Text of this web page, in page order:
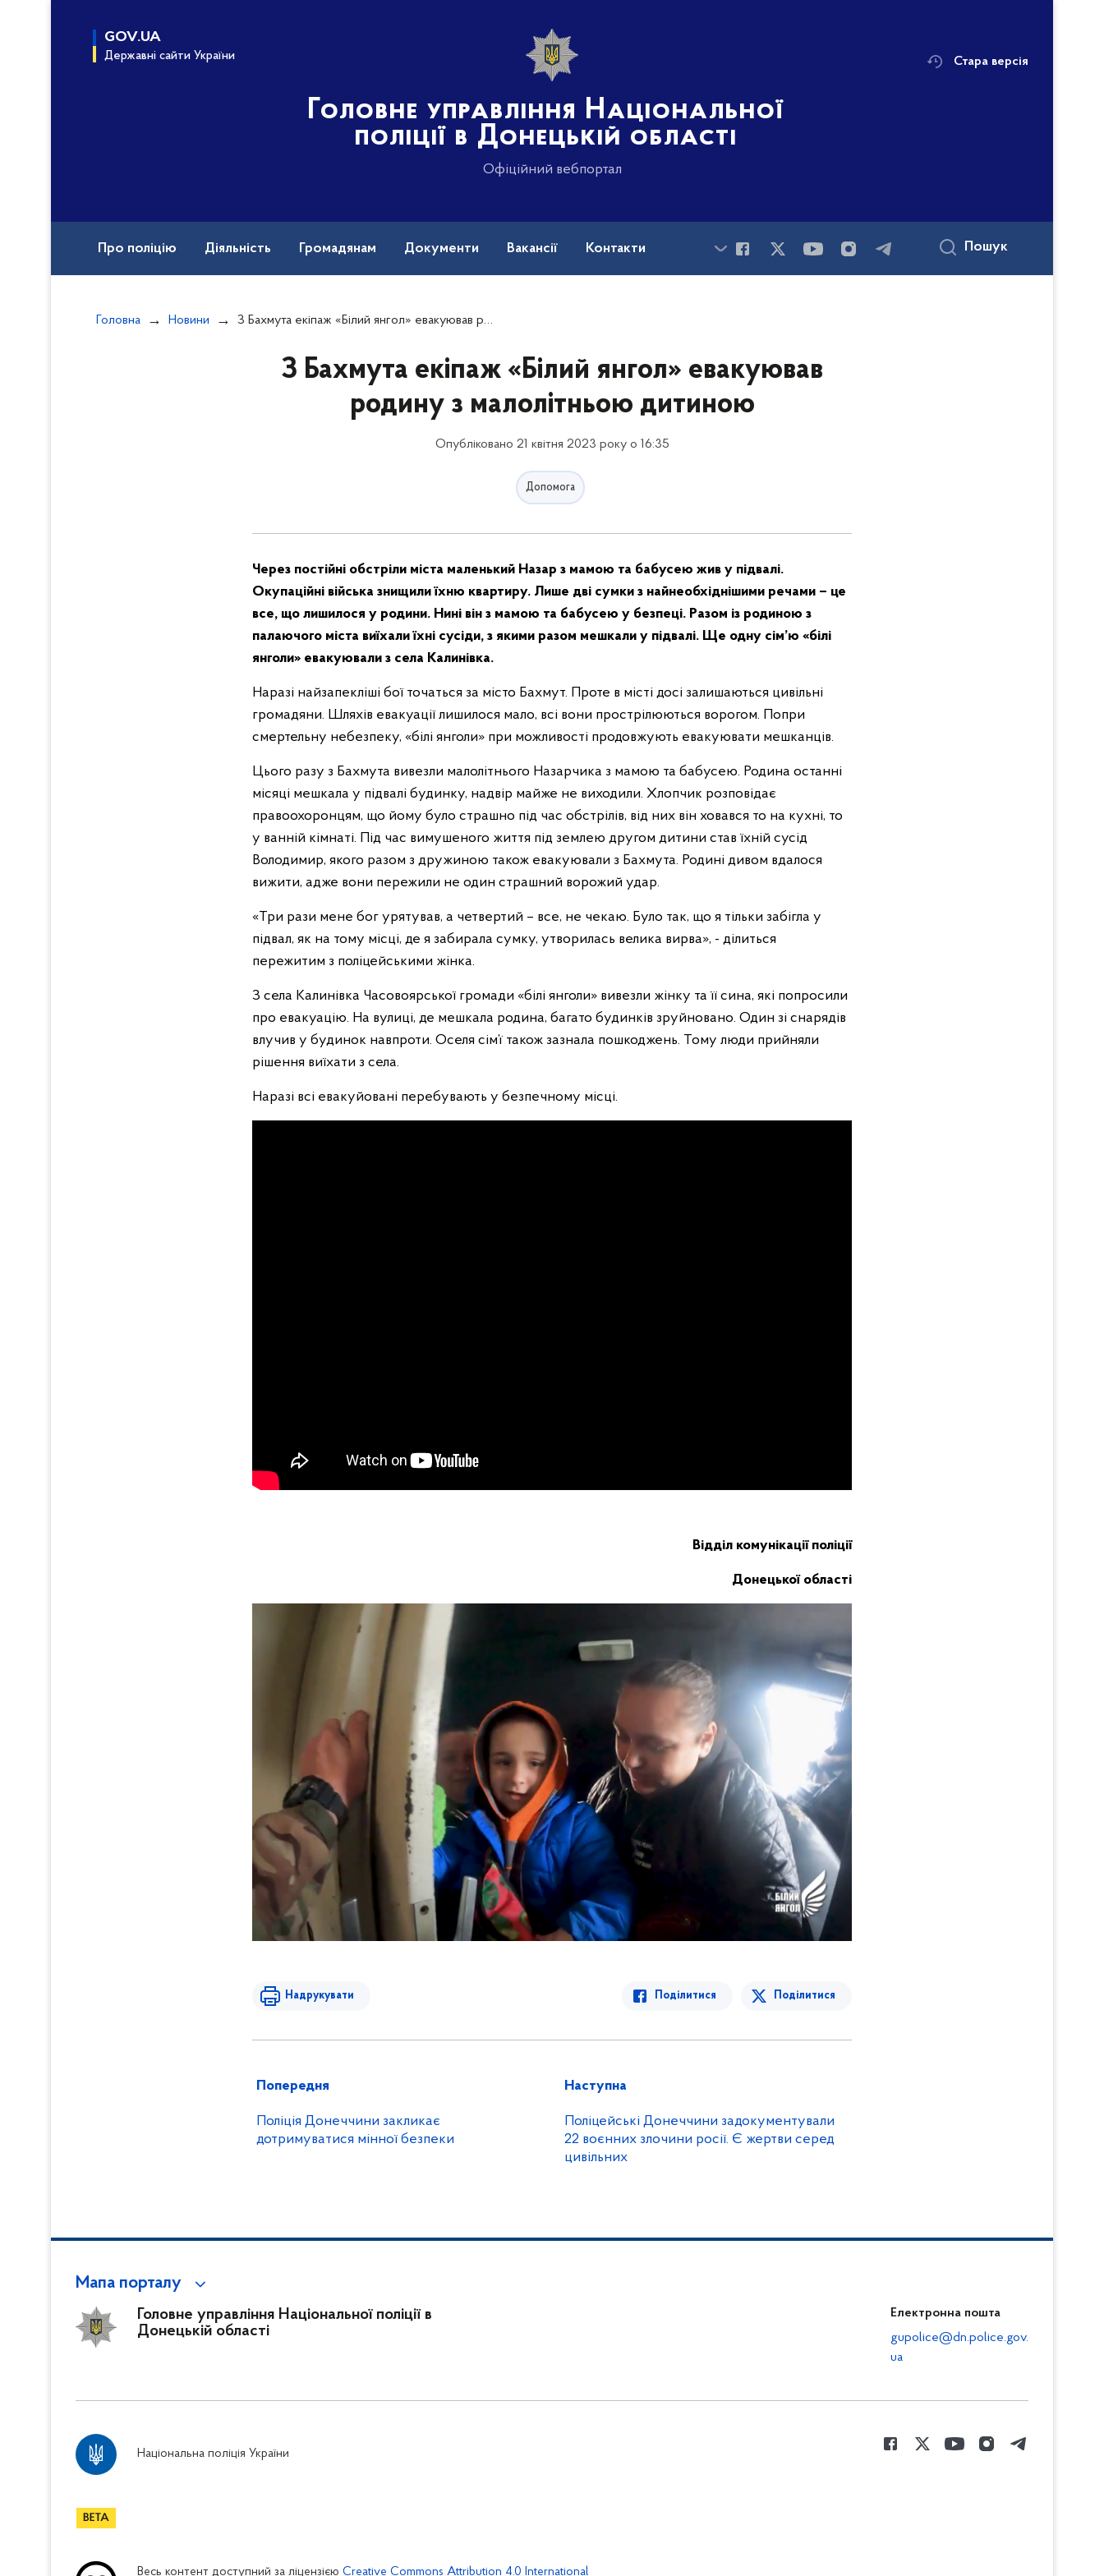
GOV.UA
Державні сайти України
Головне управління Національної
поліції в Донецькій області
Офіційний вебпортал
Стара версія
Про поліцію Діяльність Громадянам Документи Вакансії Контакти Пошук
Головна Новини З Бахмута екіпаж «Білий янгол» евакуював родину з малолітньою дитиною
З Бахмута екіпаж «Білий янгол» евакуював
родину з малолітньою дитиною
Опубліковано 21 квітня 2023 року о 16:35
Допомога
Через постійні обстріли міста маленький Назар з мамою та бабусею жив у підвалі.
Окупаційні війська знищили їхню квартиру. Лише дві сумки з найнеобхіднішими речами – це
все, що лишилося у родини. Нині він з мамою та бабусею у безпеці. Разом із родиною з
палаючого міста виїхали їхні сусіди, з якими разом мешкали у підвалі. Ще одну сім’ю «білі
янголи» евакуювали з села Калинівка.
Наразі найзапекліші бої точаться за місто Бахмут. Проте в місті досі залишаються цивільні
громадяни. Шляхів евакуації лишилося мало, всі вони прострілюються ворогом. Попри
смертельну небезпеку, «білі янголи» при можливості продовжують евакуювати мешканців.
Цього разу з Бахмута вивезли малолітнього Назарчика з мамою та бабусею. Родина останні
місяці мешкала у підвалі будинку, надвір майже не виходили. Хлопчик розповідає
правоохоронцям, що йому було страшно під час обстрілів, від них він ховався то на кухні, то
у ванній кімнаті. Під час вимушеного життя під землею другом дитини став їхній сусід
Володимир, якого разом з дружиною також евакуювали з Бахмута. Родині дивом вдалося
вижити, адже вони пережили не один страшний ворожий удар.
«Три рази мене бог урятував, а четвертий – все, не чекаю. Було так, що я тільки забігла у
підвал, як на тому місці, де я забирала сумку, утворилась велика вирва», - ділиться
пережитим з поліцейськими жінка.
З села Калинівка Часовоярської громади «білі янголи» вивезли жінку та її сина, які попросили
про евакуацію. На вулиці, де мешкала родина, багато будинків зруйновано. Один зі снарядів
влучив у будинок навпроти. Оселя сім’ї також зазнала пошкоджень. Тому люди прийняли
рішення виїхати з села.
Наразі всі евакуйовані перебувають у безпечному місці.
Відділ комунікації поліції
Донецької області
Надрукувати Поділитися Поділитися
Попередня
Поліція Донеччини закликає
дотримуватися мінної безпеки
Наступна
Поліцейські Донеччини задокументували
22 воєнних злочини росії. Є жертви серед
цивільних
Мапа порталу
Головне управління Національної поліції в
Донецькій області
Електронна пошта
gupolice@dn.police.gov.
ua
Національна поліція України
Весь контент доступний за ліцензією Creative Commons Attribution 4.0 International